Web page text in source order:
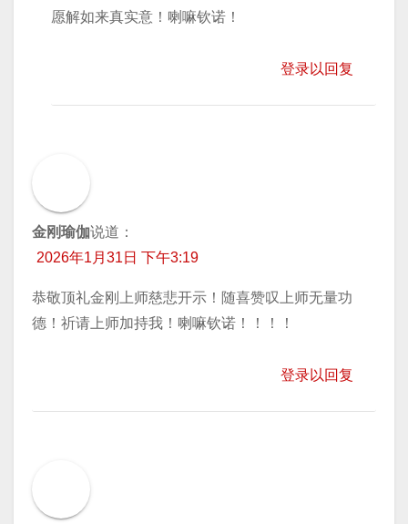
愿解如来真实意！喇嘛钦诺！
登录以回复
金刚瑜伽说道：
2026年1月31日 下午3:19
恭敬顶礼金刚上师慈悲开示！随喜赞叹上师无量功
德！祈请上师加持我！喇嘛钦诺！！！！
登录以回复